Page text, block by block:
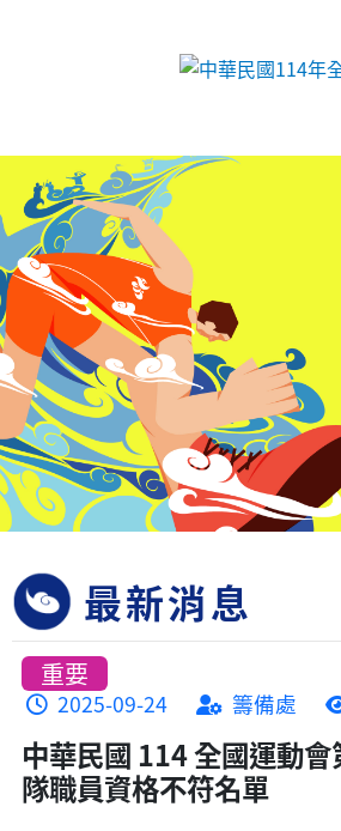
跳到主要內容
最新消息
重要
2025-09-24 籌備處
中華民國 114 全國運動
隊職員資格不符名單